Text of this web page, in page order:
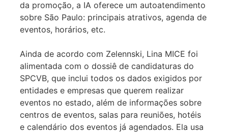
da promoção, a IA oferece um autoatendimento
sobre São Paulo: principais atrativos, agenda de
eventos, horários, etc.
Ainda de acordo com Zelennski, Lina MICE foi
alimentada com o dossiê de candidaturas do
SPCVB, que inclui todos os dados exigidos por
entidades e empresas que querem realizar
eventos no estado, além de informações sobre
centros de eventos, salas para reuniões, hotéis
e calendário dos eventos já agendados. Ela usa